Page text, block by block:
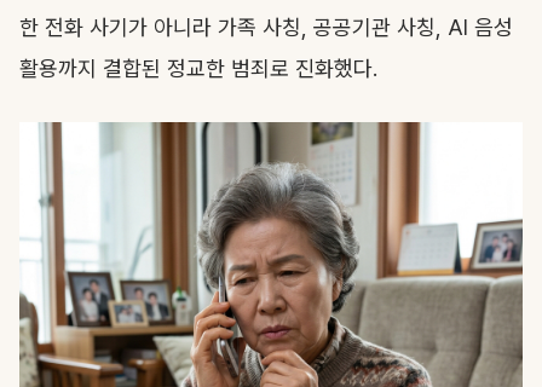
한 전화 사기가 아니라 가족 사칭, 공공기관 사칭, AI 음성
활용까지 결합된 정교한 범죄로 진화했다.